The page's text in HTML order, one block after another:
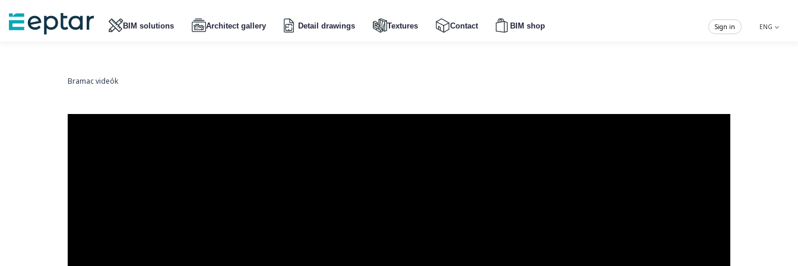
BIM solutions Architect gallery Detail drawings Textures Contact BIM shop ENG
Sign in
Bramac videók